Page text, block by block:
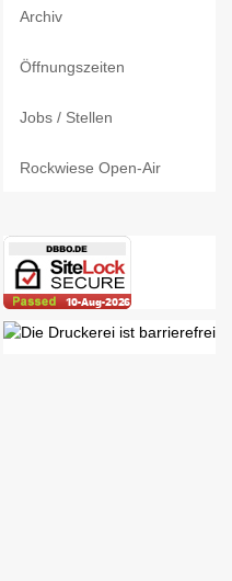
Archiv
Öffnungszeiten
Jobs / Stellen
Rockwiese Open-Air